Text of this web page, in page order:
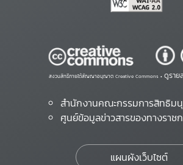
สงวนสิทธิ์ภายใต้สัญญาอนุญาต Creative Commons • ดูรา
สำนักงานคณะกรรมการสิทธิม
ศูนย์ข้อมูลข่าวสารของทางราช
แผนผังเว็บไซต์